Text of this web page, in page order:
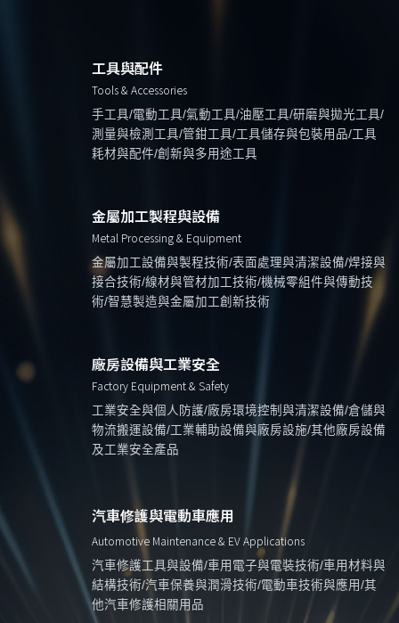
工具與配件
Tools & Accessories
手工具/電動工具/氣動工具/油壓工具/研磨與拋光工具/
測量與檢測工具/管鉗工具/工具儲存與包裝用品/工具
耗材與配件/創新與多用途工具
金屬加工製程與設備
Metal Processing & Equipment
金屬加工設備與製程技術/表面處理與清潔設備/焊接與
接合技術/線材與管材加工技術/機械零組件與傳動技
術/智慧製造與金屬加工創新技術
廠房設備與工業安全
Factory Equipment & Safety
工業安全與個人防護/廠房環境控制與清潔設備/倉儲與
物流搬運設備/工業輔助設備與廠房設施/其他廠房設備
及工業安全產品
汽車修護與電動車應用
Automotive Maintenance & EV Applications
汽車修護工具與設備/車用電子與電裝技術/車用材料與
結構技術/汽車保養與潤滑技術/電動車技術與應用/其
他汽車修護相關用品